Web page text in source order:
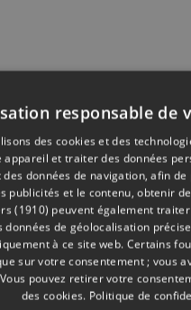
responsable de
des cookies et des
et traiter des données
données de navigation, afin
publicités et le contenu, obtenir
(1910) peuvent également traiter
de géolocalisation
à ce site web. Certains
sur votre consentement ; vous
pouvez retirer votre
des cookies. Politique de